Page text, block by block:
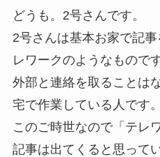
どうも。2号さんです。
2号さんは基本お家で記
レワークのようなものです
外部と連絡を取ることは
宅で作業している人です。
このご時世なので「テレ
記事は出てくると思って